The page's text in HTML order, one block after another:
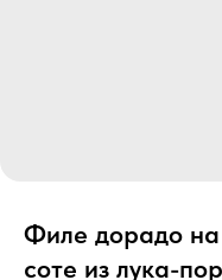
Филе дорадо
соте из лука-